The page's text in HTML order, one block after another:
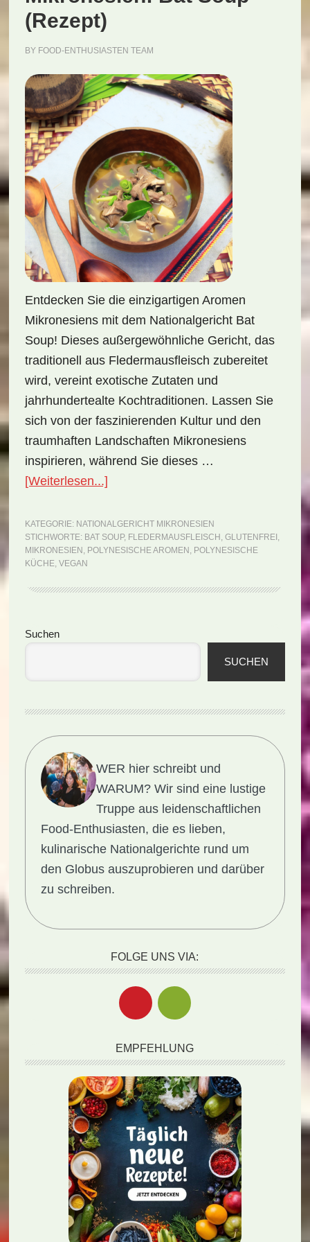
(Rezept)
BY FOOD-ENTHUSIASTEN TEAM
Entdecken Sie die einzigartigen Aromen
Mikronesiens mit dem Nationalgericht Bat
Soup! Dieses außergewöhnliche Gericht, das
traditionell aus Fledermausfleisch zubereitet
wird, vereint exotische Zutaten und
jahrhundertealte Kochtraditionen. Lassen Sie
sich von der faszinierenden Kultur und den
traumhaften Landschaften Mikronesiens
inspirieren, während Sie dieses …
[Weiterlesen...]ÜberNationalgericht
Bat
Soup
KATEGORIE: NATIONALGERICHT MIKRONESIEN
STICHWORTE: BAT SOUP, FLEDERMAUSFLEISCH , GLUTENFREI ,
MIKRONESIEN , POLYNESISCHE AROMEN , POLYNESISCHE
KÜCHE, VEGAN
Seitenspalte
Suchen
SUCHEN
WER hier schreibt und
WARUM? Wir sind eine lustige
Truppe aus leidenschaftlichen
Food-Enthusiasten, die es lieben,
kulinarische Nationalgerichte rund um
den Globus auszuprobieren und darüber
zu schreiben.
FOLGE UNS VIA:
EMPFEHLUNG